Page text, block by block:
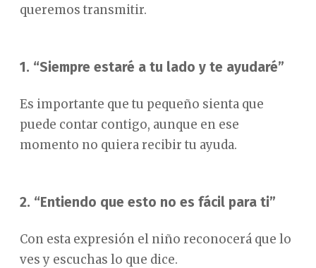
queremos transmitir.
1. “Siempre estaré a tu lado y te ayudaré”
Es importante que tu pequeño sienta que
puede contar contigo, aunque en ese
momento no quiera recibir tu ayuda.
2. “Entiendo que esto no es fácil para ti”
Con esta expresión el niño reconocerá que lo
ves y escuchas lo que dice.